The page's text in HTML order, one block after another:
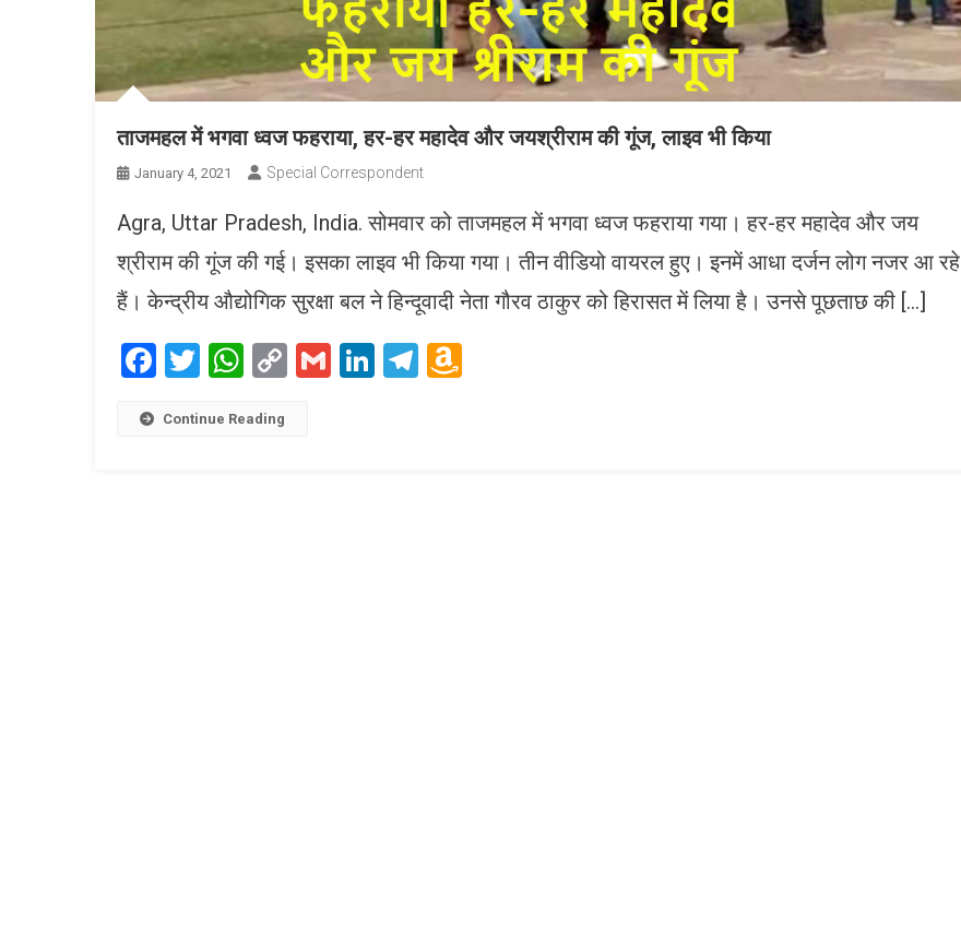
ताजमहल में भगवा ध्वज फहराया, हर-हर महादेव और जयश्रीराम की गूंज, लाइव भी किया
January 4, 2021 Special Correspondent
Agra, Uttar Pradesh, India. सोमवार को ताजमहल में भगवा ध्वज फहराया गया। हर-हर महादेव और जय
श्रीराम की गूंज की गई। इसका लाइव भी किया गया। तीन वीडियो वायरल हुए। इनमें आधा दर्जन लोग नजर आ रहे
हैं। केन्द्रीय औद्योगिक सुरक्षा बल ने हिन्दूवादी नेता गौरव ठाकुर को हिरासत में लिया है। उनसे पूछताछ की […]
Facebook
Twitter
WhatsApp
CopyGmailLinkedIn
Telegram
Continue Reading